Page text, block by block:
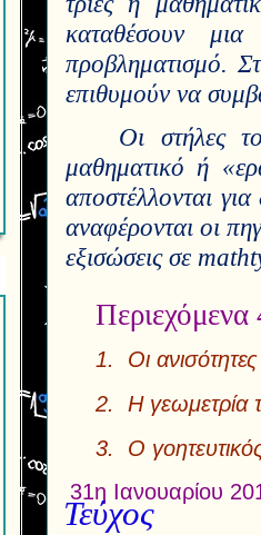
καταθέσουν
προβληματισμό.
επιθυμούν να
Οι στήλες
μαθηματικό ή
αποστέλλονται
αναφέρονται οι
εξισώσεις σε
Περιεχόμενα
1. Οι
2. Η γεωμετρία
3. Ο
31η
Τεύχος